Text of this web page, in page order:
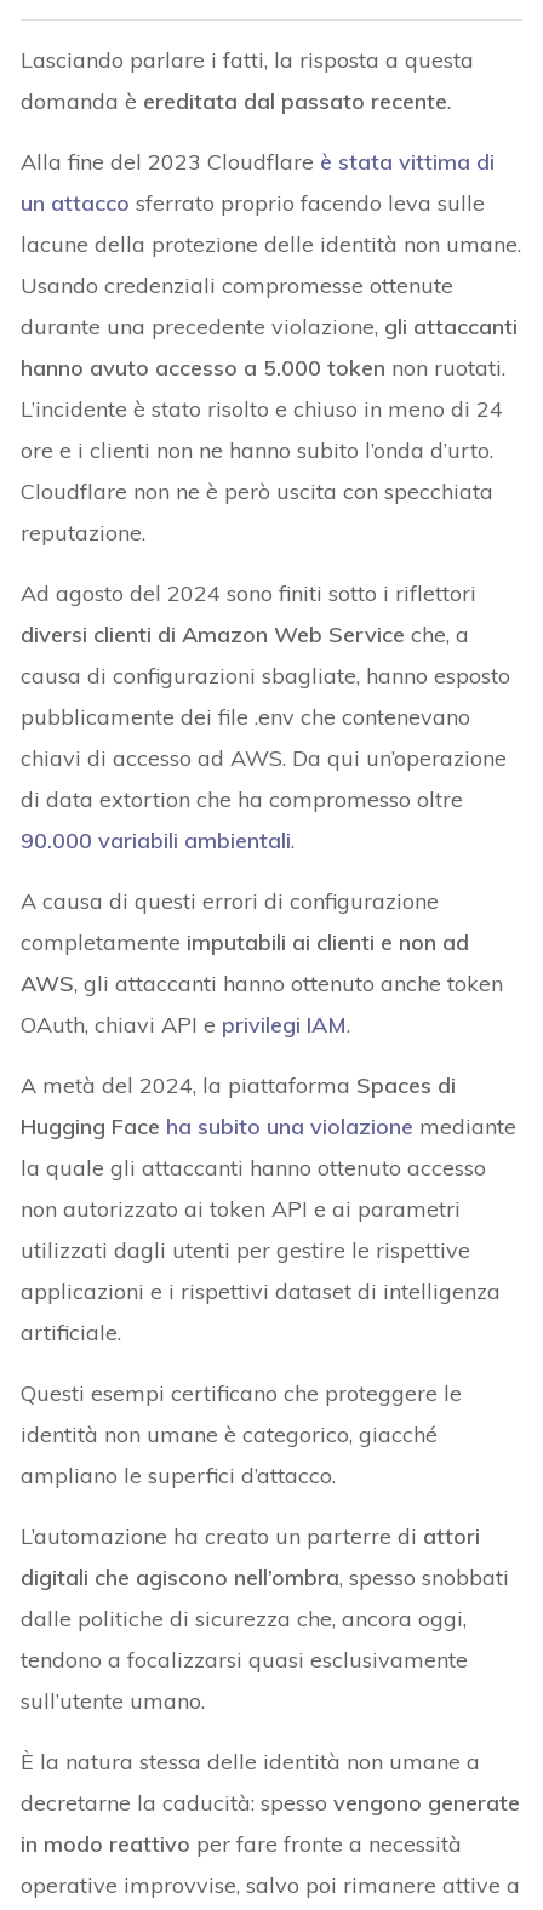
Lasciando parlare i fatti, la risposta a questa
domanda è ereditata dal passato recente.
Alla fine del 2023 Cloudflare è stata vittima di
un attacco sferrato proprio facendo leva sulle
lacune della protezione delle identità non umane.
Usando credenziali compromesse ottenute
durante una precedente violazione, gli attaccanti
hanno avuto accesso a 5.000 token non ruotati.
L’incidente è stato risolto e chiuso in meno di 24
ore e i clienti non ne hanno subito l’onda d’urto.
Cloudflare non ne è però uscita con specchiata
reputazione.
Ad agosto del 2024 sono finiti sotto i riflettori
diversi clienti di Amazon Web Service che, a
causa di configurazioni sbagliate, hanno esposto
pubblicamente dei file .env che contenevano
chiavi di accesso ad AWS. Da qui un’operazione
di data extortion che ha compromesso oltre
90.000 variabili ambientali.
A causa di questi errori di configurazione
completamente imputabili ai clienti e non ad
AWS, gli attaccanti hanno ottenuto anche token
OAuth, chiavi API e privilegi IAM.
A metà del 2024, la piattaforma Spaces di
Hugging Face ha subito una violazione mediante
la quale gli attaccanti hanno ottenuto accesso
non autorizzato ai token API e ai parametri
utilizzati dagli utenti per gestire le rispettive
applicazioni e i rispettivi dataset di intelligenza
artificiale.
Questi esempi certificano che proteggere le
identità non umane è categorico, giacché
ampliano le superfici d’attacco.
L’automazione ha creato un parterre di attori
digitali che agiscono nell’ombra, spesso snobbati
dalle politiche di sicurezza che, ancora oggi,
tendono a focalizzarsi quasi esclusivamente
sull’utente umano.
È la natura stessa delle identità non umane a
decretarne la caducità: spessovengono generate
in modo reattivo per fare fronte a necessità
operative improvvise, salvo poi rimanere attive a